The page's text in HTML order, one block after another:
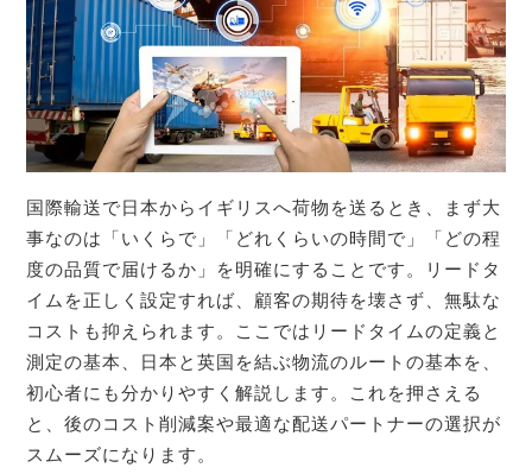
国際輸送で日本からイギリスへ荷物を送るとき、まず大
事なのは「いくらで」「どれくらいの時間で」「どの程
度の品質で届けるか」を明確にすることです。リードタ
イムを正しく設定すれば、顧客の期待を壊さず、無駄な
コストも抑えられます。ここではリードタイムの定義と
測定の基本、日本と英国を結ぶ物流のルートの基本を、
初心者にも分かりやすく解説します。これを押さえる
と、後のコスト削減案や最適な配送パートナーの選択が
スムーズになります。